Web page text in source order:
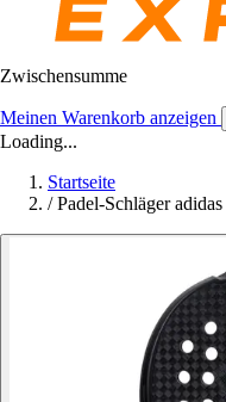
Zwischensumme
Meinen Warenkorb anzeigen
Loading...
Startseite
/ Padel-Schläger